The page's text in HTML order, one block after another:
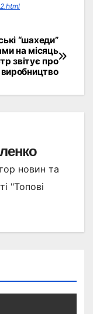
“шахеди”
на місяць
звітує про
виробництво
новин та
"Топові